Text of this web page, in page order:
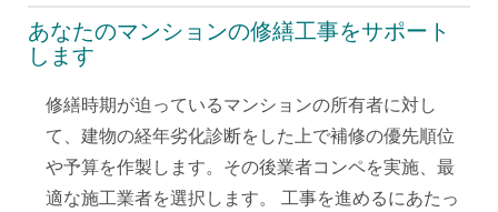
あなたのマンションの修繕工事をサポート
します
修繕時期が迫っているマンションの所有者に対し
て、建物の経年劣化診断をした上で補修の優先順位
や予算を作製します。その後業者コンペを実施、最
適な施工業者を選択します。 工事を進めるにあたっ